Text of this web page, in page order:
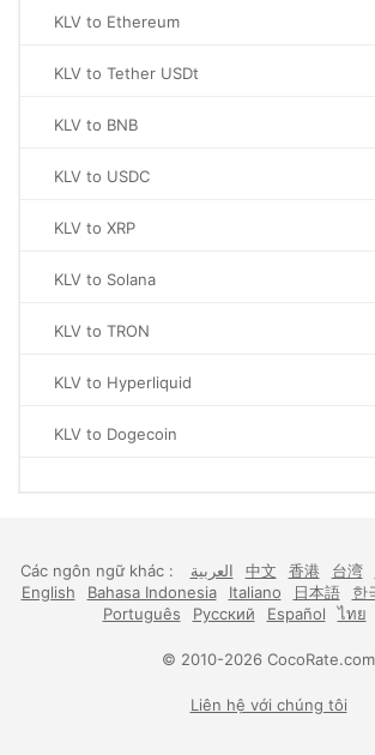
KLV to Ethereum
KLV to Tether USDt
KLV to BNB
KLV to USDC
KLV to XRP
KLV to Solana
KLV to TRON
KLV to Hyperliquid
KLV to Dogecoin
Các ngôn ngữ khác : العربية 中文 香港 台湾
English
Bahasa Indonesia Italiano 日本語 한
Português
Русский Español ไทย
© 2010-2026 CocoRate.com
Liên hệ với chúng tôi